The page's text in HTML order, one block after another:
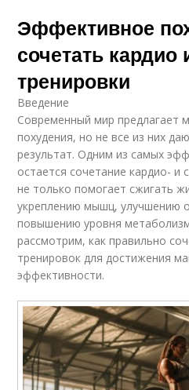
Эффективное
сочетать
тренировки
Введение
Современный мир предлагает
похудения, но не все из них
результат. Одним из самых
остается сочетание кардио- и
не только помогает сжигать
укреплению мышц, улучшению
повышению уровня
рассмотрим, как правильно
тренировок для достижения
эффективности.